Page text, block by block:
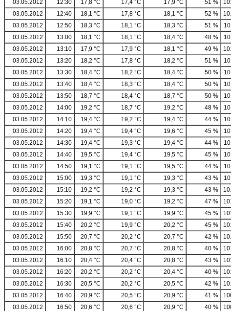
03.05.2012
12:30 17,8 °C 17,4 °C 17,9 °C 51 %
03.05.2012
12:40 18,1 °C 17,8 °C 18,1 °C 52 %
03.05.2012
12:50 18,3 °C 18,1 °C 18,3 °C 51 %
03.05.2012
13:00 18,1 °C 18,1 °C 18,4 °C 48 %
03.05.2012
13:10 17,9 °C 17,9 °C 18,1 °C 49 %
03.05.2012
13:20 18,2 °C 17,8 °C 18,2 °C 51 %
03.05.2012
13:30 18,4 °C 18,2 °C 18,4 °C 50 %
03.05.2012
13:40 18,4 °C 18,3 °C 18,4 °C 50 %
03.05.2012
13:50 18,7 °C 18,4 °C 18,7 °C 50 %
03.05.2012
14:00 19,2 °C 18,7 °C 19,2 °C 48 %
03.05.2012
14:10 19,4 °C 19,2 °C 19,4 °C 44 %
03.05.2012
14:20 19,4 °C 19,4 °C 19,6 °C 45 %
03.05.2012
14:30 19,4 °C 19,3 °C 19,4 °C 44 %
03.05.2012
14:40 19,5 °C 19,4 °C 19,5 °C 45 %
03.05.2012
14:50 19,1 °C 19,1 °C 19,5 °C 44 %
03.05.2012
15:00 19,3 °C 19,1 °C 19,3 °C 43 %
03.05.2012
15:10 19,2 °C 19,2 °C 19,3 °C 43 %
03.05.2012
15:20 19,1 °C 19,0 °C 19,2 °C 47 %
03.05.2012
15:30 19,9 °C 19,1 °C 19,9 °C 45 %
03.05.2012
15:40 20,2 °C 19,9 °C 20,2 °C 45 %
03.05.2012
15:50 20,7 °C 20,2 °C 20,7 °C 42 %
03.05.2012
16:00 20,8 °C 20,7 °C 20,8 °C 40 %
03.05.2012
16:10 20,4 °C 20,4 °C 20,8 °C 43 %
03.05.2012
16:20 20,2 °C 20,2 °C 20,4 °C 40 %
03.05.2012
16:30 20,5 °C 20,2 °C 20,5 °C 42 %
03.05.2012
16:40 20,9 °C 20,5 °C 20,9 °C 41 %
03.05.2012
16:50 20,6 °C 20,6 °C 20,9 °C 40 %